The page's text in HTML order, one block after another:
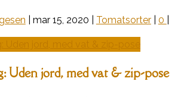
mar 15, 2020 Tomatsorter| 0
Uden jord, med vat & zip-pose